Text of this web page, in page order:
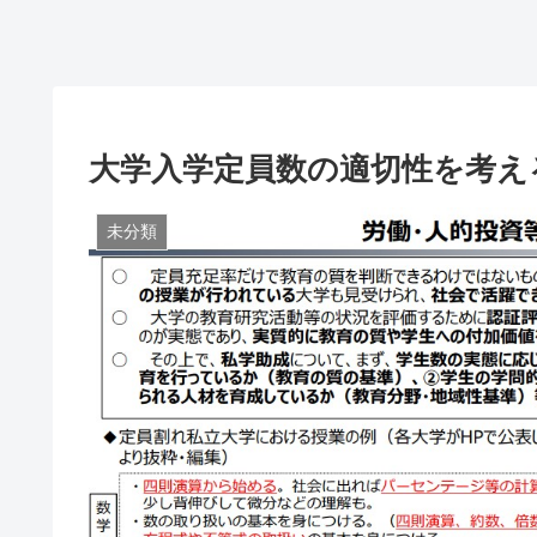
大学入学定員数の適切性を考
未分類